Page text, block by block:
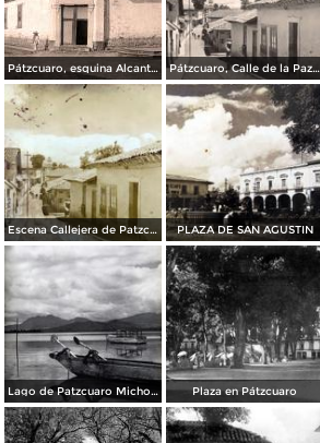
Pátzcuaro, esquina Alcantarillas y Enseñanza, 1927 Pátzcuaro, Calle de la Paz, 1952
Escena Callejera de Patzcuaro Michoacan PLAZA DE SAN AGUSTIN
Lago de Patzcuaro Michoacan Plaza en Pátzcuaro